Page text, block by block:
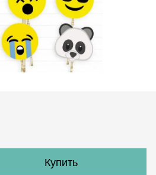
Купить